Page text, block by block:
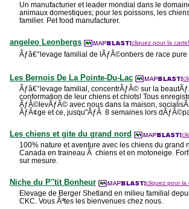
Un manufacturier et leader mondial dans le
animaux domestiques; pour les poissons, les
familier. Pet food manufacturer.
angeleo Leonbergs cliquez pour la carte!
Ãƒâ€°levage familial de lÃƒÂ©onbers de race
Les Bernois De La Pointe-Du-Lac
Ãƒâ€°levage familial, concentrÃƒÂ© sur la
conformation de leur chiens et chiots! Tous
ÃƒÂ©levÃƒÂ© avec nous dans la maison,
ÃƒÂ¢ge et ce, jusqu''ÃƒÂ 8 semaines lors
Les chiens et gite du grand nord
100% nature et aventure avec les chiens du
Canada en traineau Ã chiens et en motoneige.
sur mesure.
Niche du P''tit Bonheur cliquez pour la
Elevage de Berger Shetland en milieu familial
CKC. Vous Ãªtes les bienvenues chez nous.